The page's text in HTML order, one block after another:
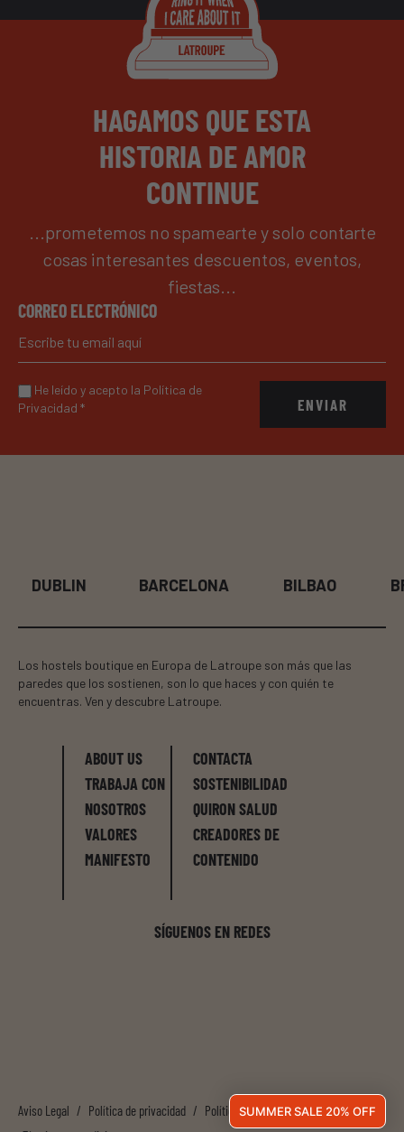
HAGAMOS QUE ESTA
HISTORIA DE AMOR
CONTINUE
...prometemos no spamearte y solo contarte
cosas interesantes descuentos, eventos,
fiestas...
CORREO ELECTRÓNICO
ENVIAR
He leído y acepto la Política de
Privacidad *
DUBLIN BARCELONA BILBAO
Los hostels boutique en Europa de Latroupe son más que las
paredes que los sostienen, son lo que haces y con quién te
encuentras. Ven y descubre Latroupe.
ABOUT US
TRABAJA CON
NOSOTROS
VALORES
MANIFESTO
CONTACTA
SOSTENIBILIDAD
QUIRON SALUD
CREADORES DE
CONTENIDO
SÍGUENOS EN REDES
Aviso Legal / Política de privacidad / Política de cookies /
SUMMER SALE 20% OFF